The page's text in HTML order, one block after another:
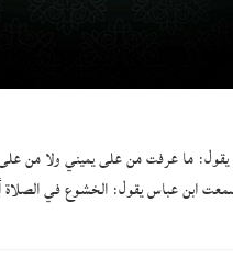
ما عرفت من على يميني ولا من
ابن عباس يقول: الخشوع في